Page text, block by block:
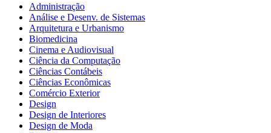
Administração
Análise e Desenv. de Sistemas
Arquitetura e Urbanismo
Biomedicina
Cinema e Audiovisual
Ciência da Computação
Ciências Contábeis
Ciências Econômicas
Comércio Exterior
Design
Design de Interiores
Design de Moda